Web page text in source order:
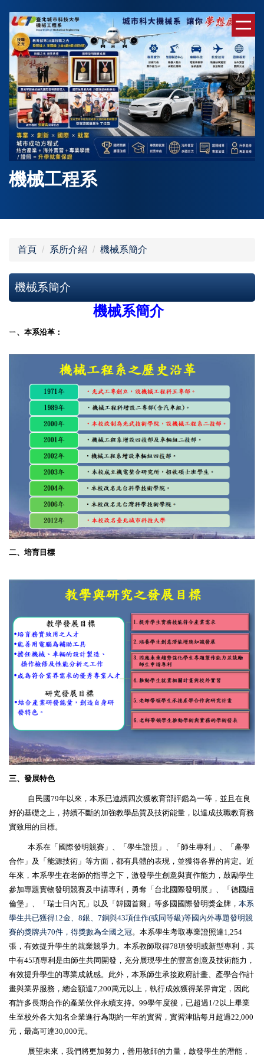
到
主
要
容
區
機械工程系
首頁 系所介紹 機械系簡介
機械系簡介
機械系簡介
ㄧ、本系沿革：
二、培育目標
三、發展特色
自民國79年以來，本系已連續四次獲教育部評鑑為一等，並且在良
好的基礎之上，持續不斷的加強教學品質及技術能量，以達成技職教育務
實致用的目標。
本系在「國際發明競賽」、「學生證照」、「師生專利」、「產學
合作」及「能源技術」等方面，都有具體的表現，並獲得各界的肯定。近
年來，本系學生在老師的指導之下，激發學生創意與實作能力，鼓勵學生
參加專題實物發明競賽及申請專利，勇奪「台北國際發明展」、「德國紐
倫堡」、「瑞士日內瓦」以及「韓國首爾」等多國國際發明獎金牌， 本系
學生共已獲得12金、 8銀、 7銅與43項佳作(或同等級)等國內外專題發明競
賽的獎牌共70件，得獎數為全國之冠。本系學生考取專業證照達1,254
張，有效提升學生的就業競爭力。本系教師取得78項發明或新型專利，其
中有45項專利是由師生共同開發，充分展現學生的豐富創意及技術能力，
有效提升學生的專業成就感。此外，本系師生承接政府計畫、產學合作計
畫與業界服務，總金額達7,200萬元以上，執行成效獲得業界肯定，因此
有許多長期合作的產業伙伴永續支持。 99學年度後，已超過1/2以上畢業
生至校外各大知名企業進行為期約一年的實習，實習津貼每月超過22,000
元，最高可達30,000元。
展望未來，我們將更加努力，善用教師的力量，啟發學生的潛能，